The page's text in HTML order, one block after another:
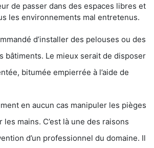
de passer dans des espaces libres et
les environnements mal entretenus.
d’installer des pelouses ou des
bâtiments. Le mieux serait de disposer
bitumée empierrée à l’aide de
en aucun cas manipuler les pièges
mains. C’est là une des raisons
d’un professionnel du domaine. Il